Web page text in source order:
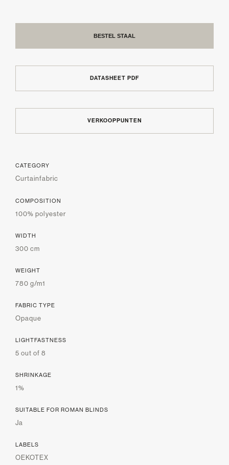
BESTEL STAAL
DATASHEET PDF
VERKOOPPUNTEN
CATEGORY
Curtainfabric
COMPOSITION
100% polyester
WIDTH
300 cm
WEIGHT
780 g/m1
FABRIC TYPE
Opaque
LIGHTFASTNESS
5 out of 8
SHRINKAGE
1%
SUITABLE FOR ROMAN BLINDS
Ja
LABELS
OEKOTEX